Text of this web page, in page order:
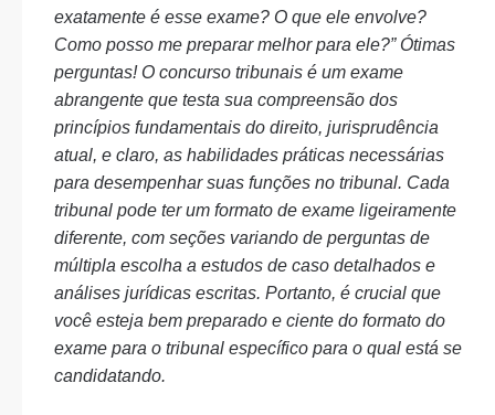
exatamente é esse exame? O que ele envolve?
Como posso me preparar melhor para ele?” Ótimas
perguntas! O concurso tribunais é um exame
abrangente que testa sua compreensão dos
princípios fundamentais do direito, jurisprudência
atual, e claro, as habilidades práticas necessárias
para desempenhar suas funções no tribunal. Cada
tribunal pode ter um formato de exame ligeiramente
diferente, com seções variando de perguntas de
múltipla escolha a estudos de caso detalhados e
análises jurídicas escritas. Portanto, é crucial que
você esteja bem preparado e ciente do formato do
exame para o tribunal específico para o qual está se
candidatando.